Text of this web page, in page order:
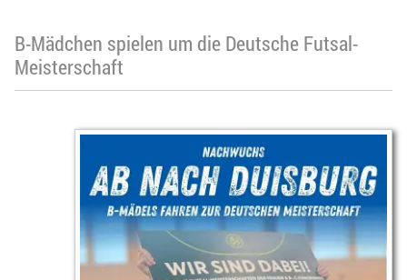
B-Mädchen spielen um die Deutsche Futsal-
Meisterschaft